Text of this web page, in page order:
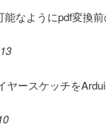
能なようにpdf変換
ヤースケッチを